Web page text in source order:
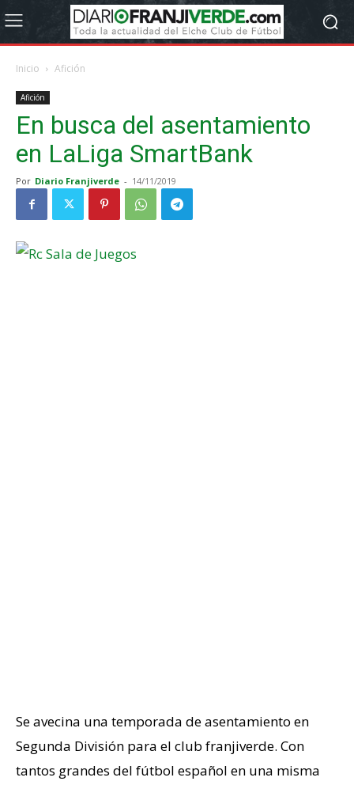
Inicio Afición
Afición
En busca del asentamiento
en LaLiga SmartBank
Por Diario Franjiverde - 14/11/2019
Se avecina una temporada de asentamiento en
Segunda División para el club franjiverde. Con
tantos grandes del fútbol español en una misma